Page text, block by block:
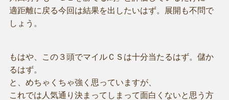
適距離に戻る今回は結果を出したいはず。展開も不問で
しょう。
もはや、この３頭でマイルＣＳは十分当たるはず。儲か
るはず。
と、めちゃくちゃ強く思っていますが、
これでは人気通り決まってしまって面白くないと思う方